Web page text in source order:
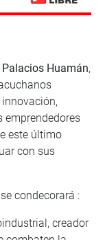
Huamán,
emprendedores
este último
con sus
condecorará :
creador